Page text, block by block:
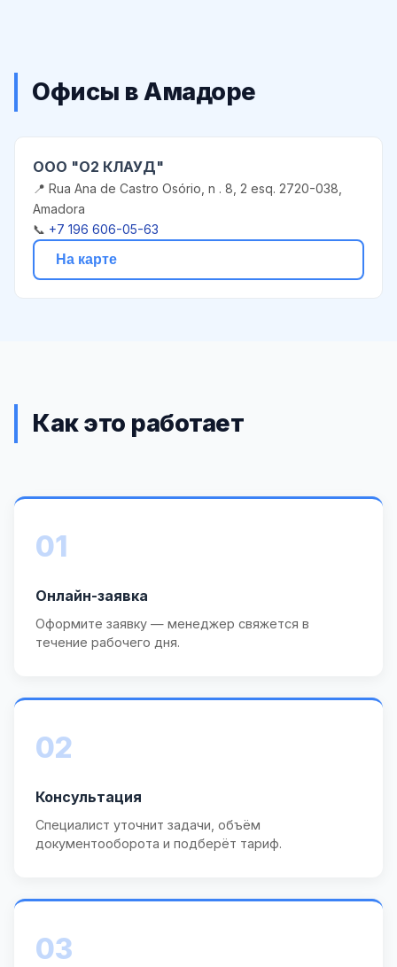
Офисы в Амадоре
ООО "О2 КЛАУД"
📍 Rua Ana de Castro Osório, n . 8, 2 esq. 2720-038,
Amadora
📞 +7 196 606-05-63
На карте
Как это работает
01
Онлайн-заявка
Оформите заявку — менеджер свяжется в
течение рабочего дня.
02
Консультация
Специалист уточнит задачи, объём
документооборота и подберёт тариф.
03